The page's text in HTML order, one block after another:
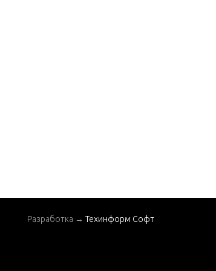
Разработка → Техинформ Софт